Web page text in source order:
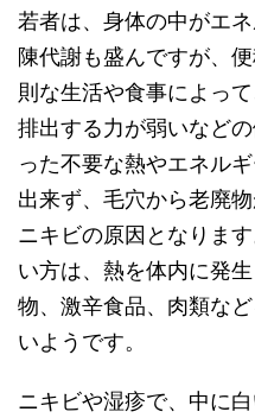
若者は、身体の中がエ
陳代謝も盛んですが、
則な生活や食事によっ
排出する力が弱いなど
った不要な熱やエネル
出来ず、毛穴から老廃
ニキビの原因となりま
い方は、熱を体内に発
物、激辛食品、肉類な
いようです。
ニキビや湿疹で、中に